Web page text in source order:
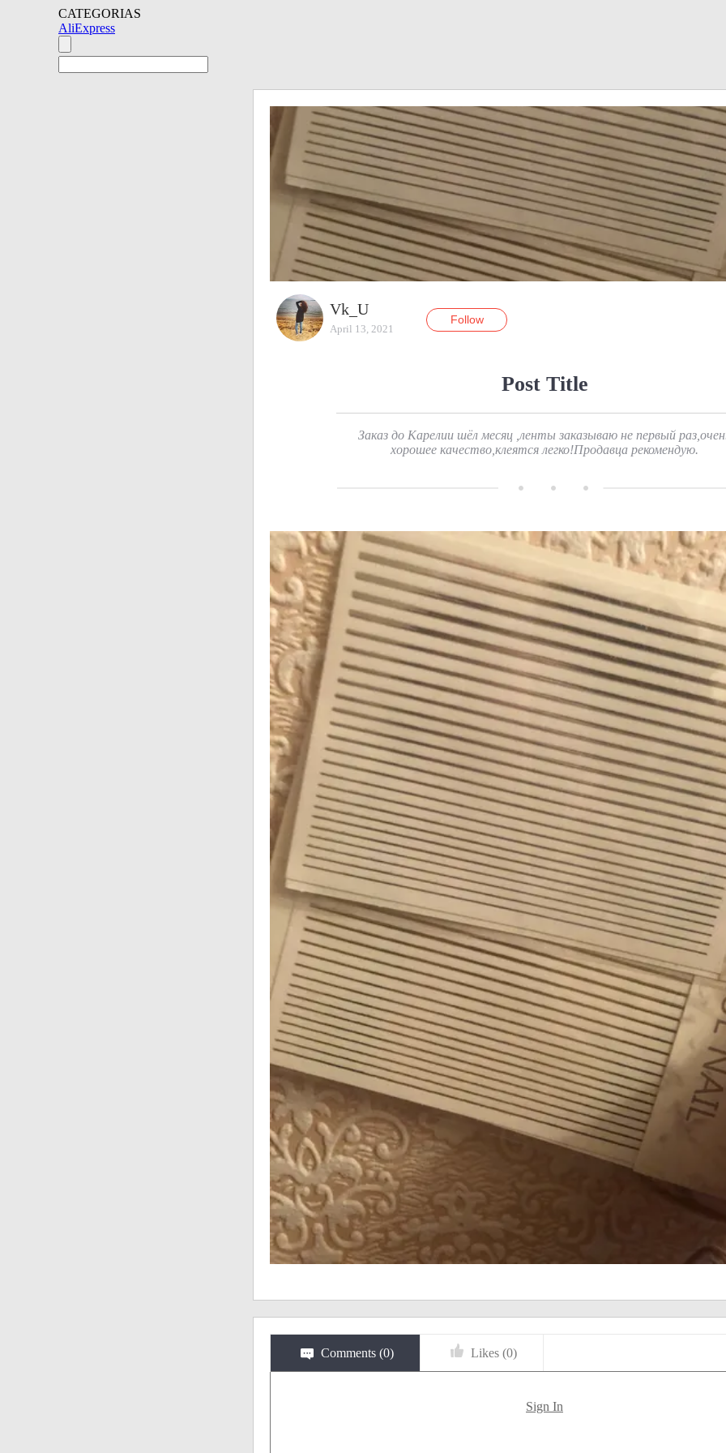
CATEGORIAS
AliExpress
Vk_U
April 13, 2021
Follow
Post Title
Заказ до Карелии шёл месяц ,ленты заказываю не первый
хорошее качество,клеятся легко!Продавца рекомендую.
Comments (0) Likes (0)
Sign In